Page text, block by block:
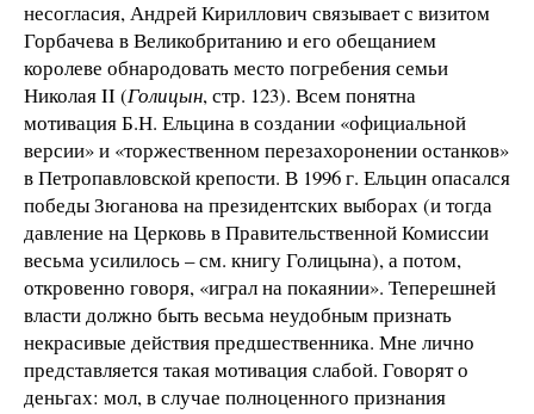
несогласия, Андрей Кириллович связывает с визитом
Горбачева в Великобританию и его обещанием
королеве обнародовать место погребения семьи
Николая II (Голицын, стр. 123). Всем понятна
мотивация Б.Н. Ельцина в создании «официальной
версии» и «торжественном перезахоронении останков»
в Петропавловской крепости. В 1996 г. Ельцин опасался
победы Зюганова на президентских выборах (и тогда
давление на Церковь в Правительственной Комиссии
весьма усилилось – см. книгу Голицына), а потом,
откровенно говоря, «играл на покаянии». Теперешней
власти должно быть весьма неудобным признать
некрасивые действия предшественника. Мне лично
представляется такая мотивация слабой. Говорят о
деньгах: мол, в случае полноценного признания